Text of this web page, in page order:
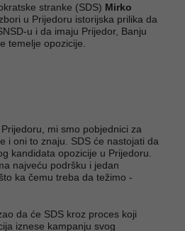
stranke (SDS) Mirko
u Prijedoru istorijska prilika da
u i da imaju Prijedor, Banju
temelje opozicije.
mi smo pobjednici za
i oni to znaju. SDS će nastojati da
kandidata opozicije u Prijedoru.
najveću podršku i jedan
ka čemu treba da težimo -
da će SDS kroz proces koji
iznese kampanju svog